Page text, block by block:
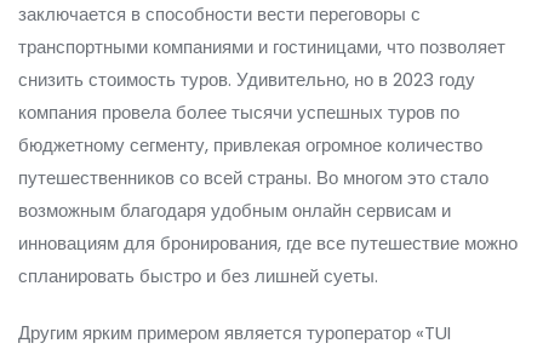
заключается в способности вести переговоры с
транспортными компаниями и гостиницами, что позволяет
снизить стоимость туров. Удивительно, но в 2023 году
компания провела более тысячи успешных туров по
бюджетному сегменту, привлекая огромное количество
путешественников со всей страны. Во многом это стало
возможным благодаря удобным онлайн сервисам и
инновациям для бронирования, где все путешествие можно
спланировать быстро и без лишней суеты.
Другим ярким примером является туроператор «TUI